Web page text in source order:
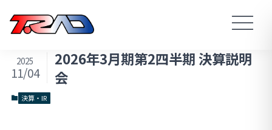
2026年3月期第2四半期 決算説明
会
2025
11/04
決算・IR